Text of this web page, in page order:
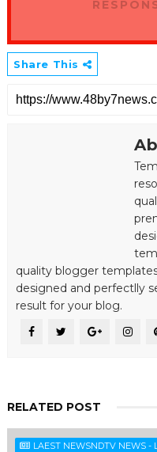
Share This
quality blogger
designed and perfectlly
result for your blog.
RELATED POST
LAEST NEWSNDTV NEWS -